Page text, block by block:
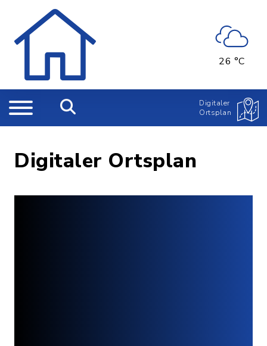
26 °C
Digitaler
Ortsplan
Digitaler Ortsplan